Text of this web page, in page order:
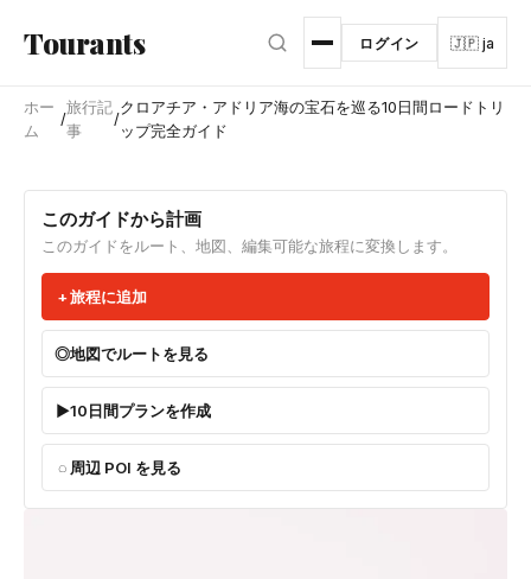
Tourants ログイン 🇯🇵 ja
ホー
ム
/
旅行記
事
/
クロアチア・アドリア海の宝石を巡る10日間ロードトリ
ップ完全ガイド
このガイドから計画
このガイドをルート、地図、編集可能な旅程に変換します。
旅程に追加
地図でルートを見る
10日間プランを作成
周辺 POI を見る